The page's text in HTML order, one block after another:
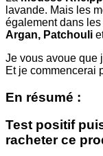
lavande. Mais les
également dans les
Argan, Patchouli
Je vous avoue que
Et je commencerai
En résumé :
Test positif
racheter ce